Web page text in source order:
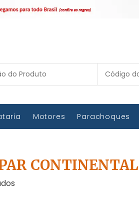
Motores Parachoques
CONTINENTAL